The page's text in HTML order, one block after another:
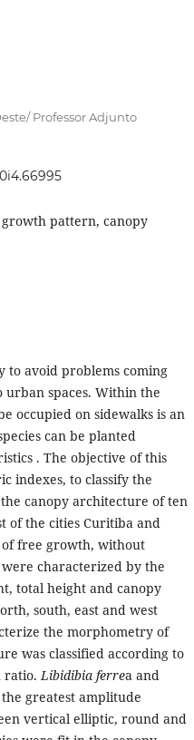
Professor Adjunto
pattern, canopy
to avoid problems coming
spaces. Within the
occupied on sidewalks is an
can be planted
. The objective of this
indexes, to classify the
canopy architecture of ten
of the cities Curitiba and
of free growth, without
characterized by the
total height and canopy
south, east and west
the morphometry of
was classified according to
ratio.Libidibia ferrea and
greatest amplitude
vertical elliptic, round and